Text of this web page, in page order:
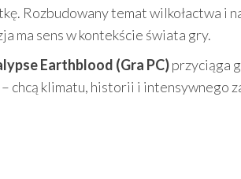
Rozbudowany temat wilkołactwa i
ma sens w kontekście świata gry.
Earthblood (Gra PC)przyciąga
chcą klimatu, historii i intensywnego